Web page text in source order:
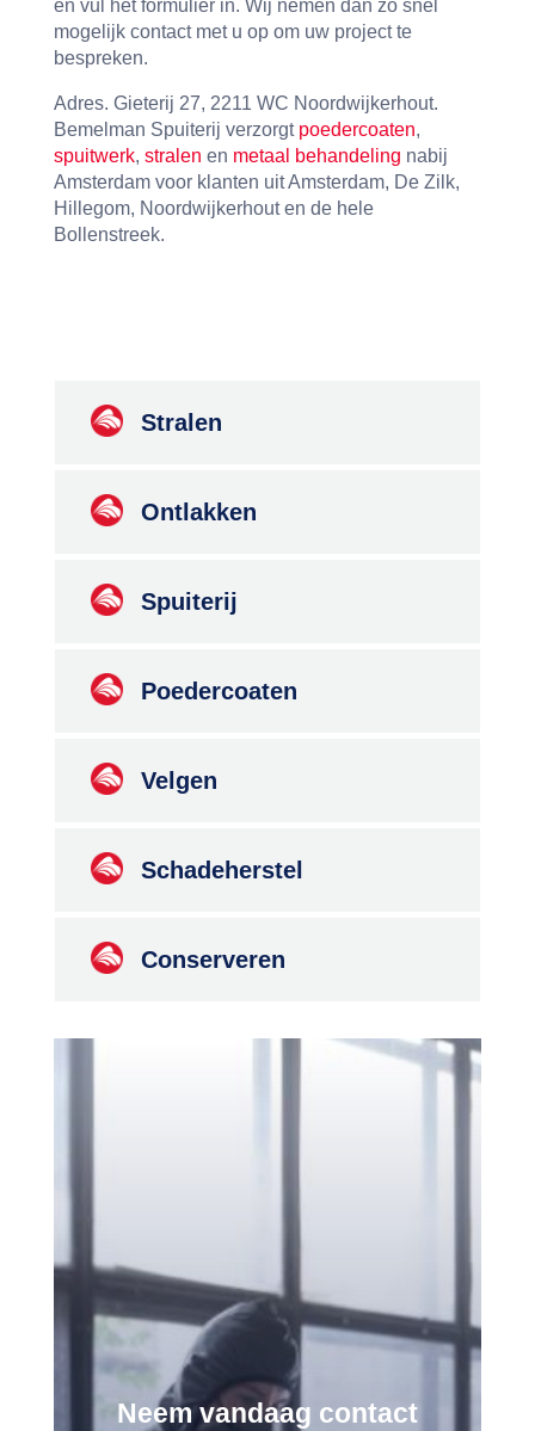
en vul het formulier in. Wij nemen dan zo snel
mogelijk contact met u op om uw project te
bespreken.
Adres. Gieterij 27, 2211 WC Noordwijkerhout.
Bemelman Spuiterij verzorgt poedercoaten,
spuitwerk, stralen en metaal behandeling nabij
Amsterdam voor klanten uit Amsterdam, De Zilk,
Hillegom, Noordwijkerhout en de hele
Bollenstreek.
Stralen
Ontlakken
Spuiterij
Poedercoaten
Velgen
Schadeherstel
Conserveren
Neem vandaag contact